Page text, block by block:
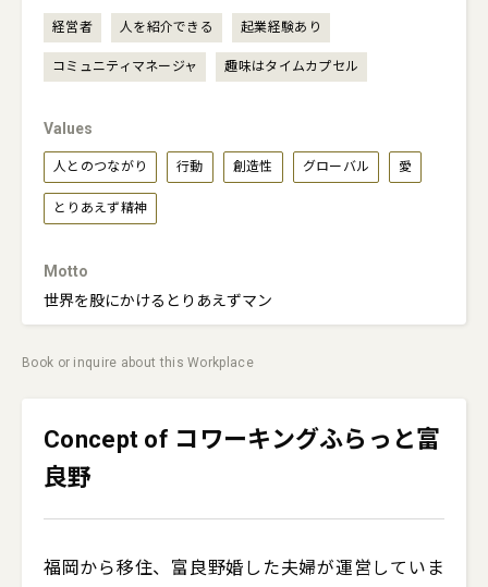
経営者 人を紹介できる 起業経験あり
コミュニティマネージャ 趣味はタイムカプセル
Values
人とのつながり 行動 創造性 グローバル 愛
とりあえず精神
Motto
世界を股にかけるとりあえずマン
Book or inquire about this Workplace
Concept of コワーキングふらっと富
良野
福岡から移住、富良野婚した夫婦が運営していま